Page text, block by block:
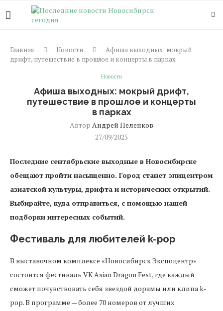
Главная Новости
Афиша выходных: мокрый
дрифт, путешествие в прошлое и концерты в парках
Новости
Афиша выходных: мокрый дрифт,
путешествие в прошлое и концерты
в парках
Автор Андрей Пеленков
27/09/2025
Последние сентябрьские выходные в Новосибирске
обещают пройти насыщенно. Город станет эпицентром
азиатской культуры, дрифта и исторических открытий.
Выбирайте, куда отправиться, с помощью нашей
подборки интересных событий.
Фестиваль для любителей k-pop
В выставочном комплексе «Новосибирск Экспоцентр»
состоится фестиваль VK Asian Dragon Fest, где каждый
сможет почувствовать себя звездой дорамы или клипа k-
pop. В программе — более 70 номеров от лучших